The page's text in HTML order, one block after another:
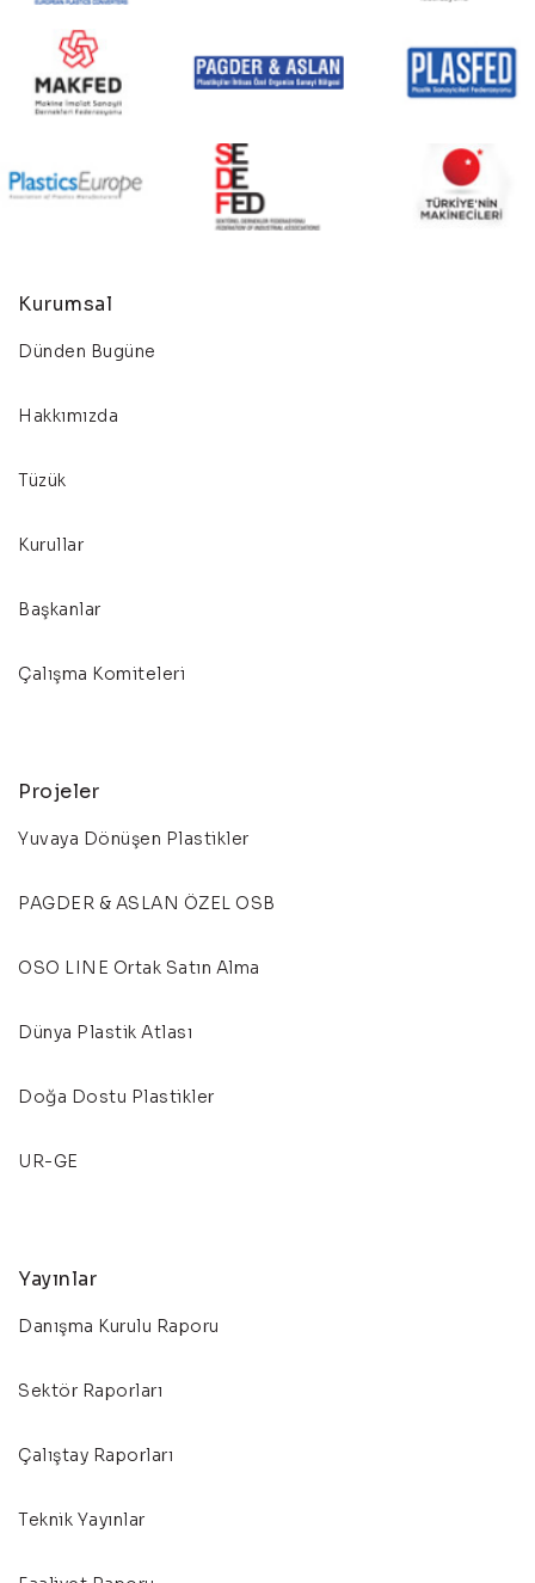
Kurumsal
Dünden Bugüne
Hakkımızda
Tüzük
Kurullar
Başkanlar
Çalışma Komiteleri
Projeler
Yuvaya Dönüşen Plastikler
PAGDER & ASLAN ÖZEL OSB
OSO LINE Ortak Satın Alma
Dünya Plastik Atlası
Doğa Dostu Plastikler
UR-GE
Yayınlar
Danışma Kurulu Raporu
Sektör Raporları
Çalıştay Raporları
Teknik Yayınlar